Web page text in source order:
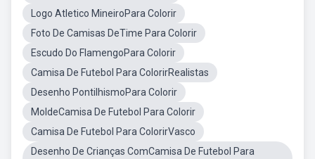
Logo Atletico MineiroPara Colorir
Foto De Camisas DeTime Para Colorir
Escudo Do FlamengoPara Colorir
Camisa De Futebol Para ColorirRealistas
Desenho PontilhismoPara Colorir
MoldeCamisa De Futebol Para Colorir
Camisa De Futebol Para ColorirVasco
Desenho De Crianças ComCamisa De Futebol Para